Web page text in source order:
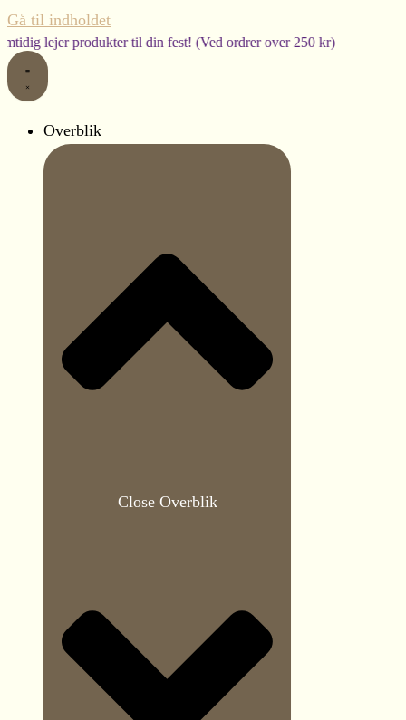
Gå til indholdet
til din fest! (Ved ordrer over 250 kr)
Overblik
Close Overblik